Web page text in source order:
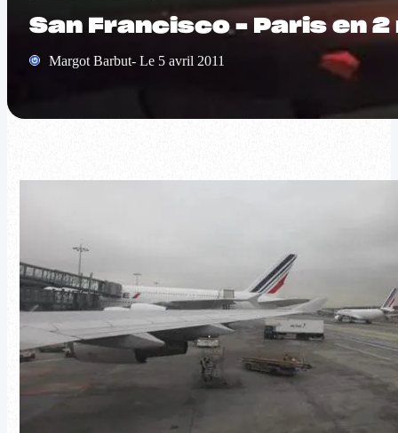
San Francisco – Paris en
Margot Barbut- Le 5 avril 2011